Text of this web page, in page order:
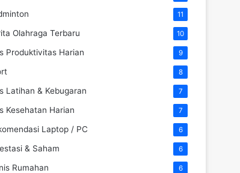
11
Olahraga Terbaru 10
Produktivitas Harian 9
8
Latihan & Kebugaran 7
Kesehatan Harian 7
Laptop / PC 6
& Saham 6
Rumahan 6